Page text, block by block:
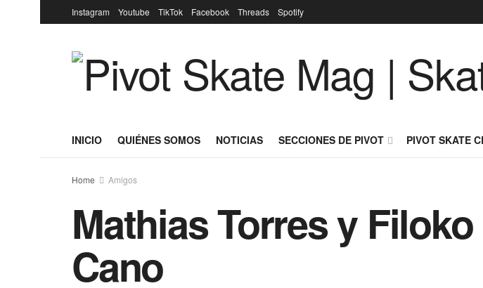
Instagram Youtube TikTok Facebook Threads Spotify
INICIO QUIÉNES SOMOS NOTICIAS SECCIONES DE PIVOT PIVOT SKATE
Home Amigos
Mathias Torres y
Cano